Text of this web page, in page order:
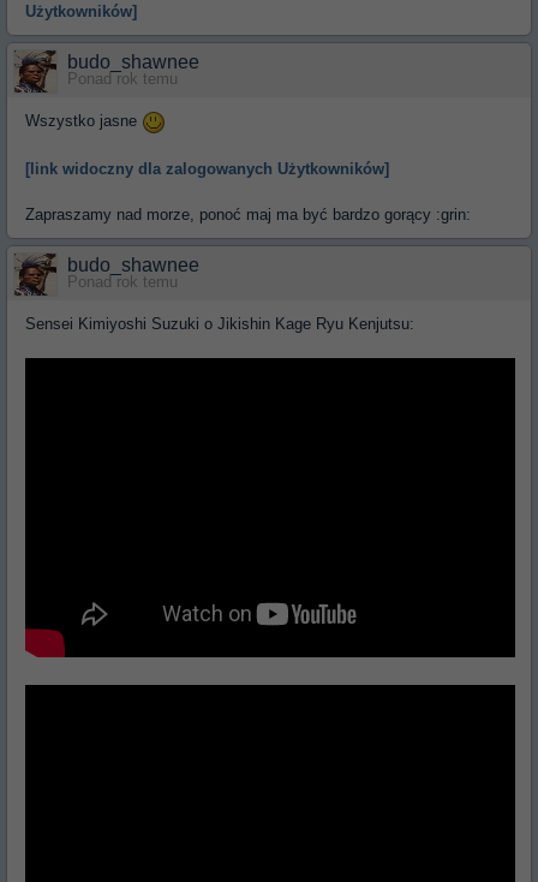
Użytkowników]
budo_shawnee
Ponad rok temu
Wszystko jasne
[link widoczny dla zalogowanych Użytkowników]
Zapraszamy nad morze, ponoć maj ma być bardzo gorący :grin:
budo_shawnee
Ponad rok temu
Sensei Kimiyoshi Suzuki o Jikishin Kage Ryu Kenjutsu: